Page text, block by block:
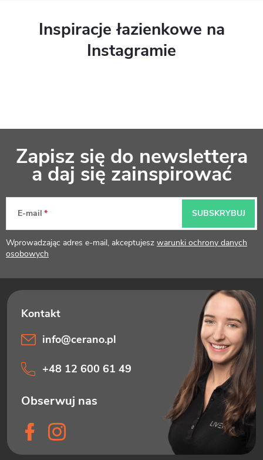
Inspiracje łazienkowe na
Instagramie
k
a
Zapisz się do newslettera
a daj się zainspirować
E-mail
Wprowadzając adres e-mail, akceptujesz warunki ochrony danych
osobowych
SUBSKRYBUJ
info@cerano.pl
+48 12 600 61 49